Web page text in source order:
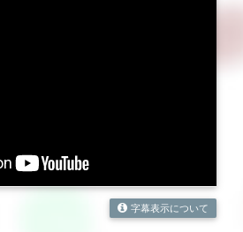
字幕表示について